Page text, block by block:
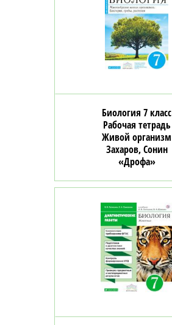
Биология 7 класс
Рабочая тетрадь
Живой организм
Захаров, Сонин
«Дрофа»